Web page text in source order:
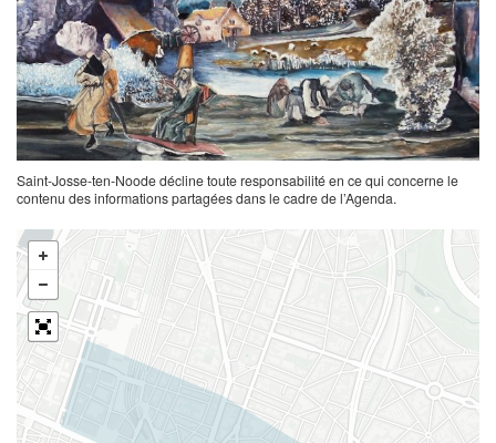
Saint-Josse-ten-Noode décline toute responsabilité en ce qui concerne le
contenu des informations partagées dans le cadre de l’Agenda.